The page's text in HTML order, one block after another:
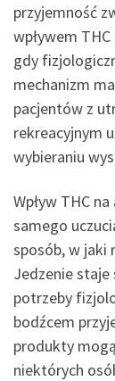
przyjemność
wpływem
gdy
mechanizm
pacjentów z
rekreacyjnym
wybieraniu
Wpływ THC
samego
sposób, w jaki
Jedzenie
potrzeby
bodźcem
produkty
niektórych